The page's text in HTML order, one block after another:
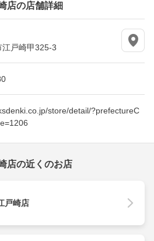
店の店舗詳細
江戸崎甲325-3
store/detail/?prefectureC
店の近くのお店
戸崎店